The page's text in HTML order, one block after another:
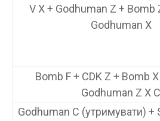
V X + Godhuman Z + Bomb
Godhuman X
Bomb F + CDK Z + Bomb
Godhuman Z X C
Godhuman C (утримувати) +